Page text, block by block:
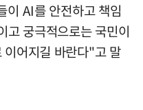
이 AI를 안전하고 책임
고 궁극적으로는 국민이
이어지길 바란다"고 말